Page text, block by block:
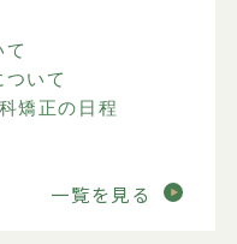
いて
矯正の日程
一覧を見る